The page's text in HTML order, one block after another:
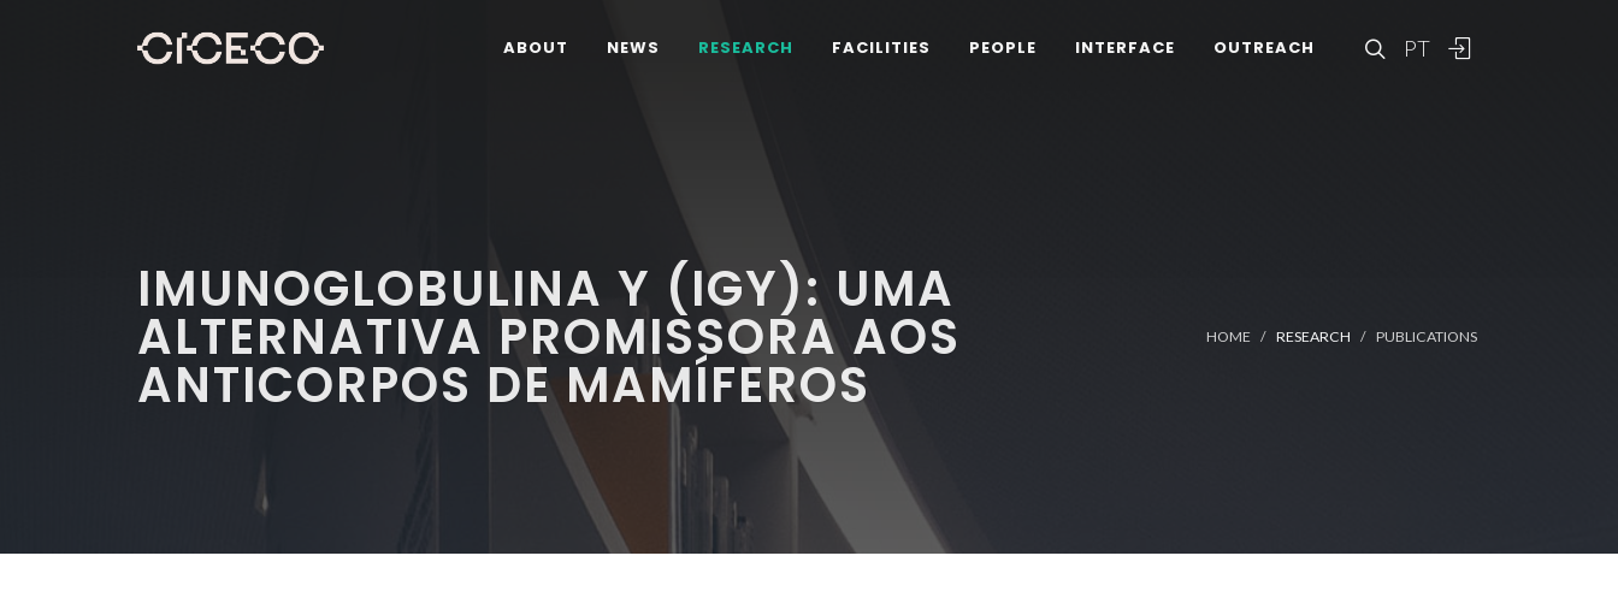
PT
ABOUT NEWS RESEARCH FACILITIES PEOPLE INTERFACE OUTREACH
IMUNOGLOBULINA Y (IGY): UMA
ALTERNATIVA PROMISSORA AOS
ANTICORPOS DE MAMÍFEROS
HOME RESEARCH PUBLICATIONS